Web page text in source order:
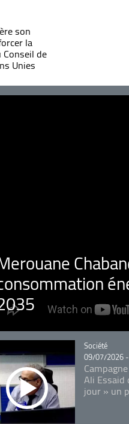
son
la
de
Unies
Catégorie
Société
09/07/2026
Ali Essaid
jour » un